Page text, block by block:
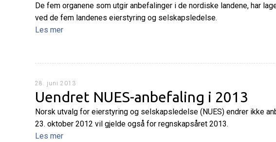
De fem organene som utgir anbefalinger i de nordiske landene, har
ved de fem landenes eierstyring og selskapsledelse.
Les mer
28. juni 2013
Uendret NUES-anbefaling i 2013
Norsk utvalg for eierstyring og selskapsledelse (NUES) endrer ikke
23. oktober 2012 vil gjelde også for regnskapsåret 2013.
Les mer